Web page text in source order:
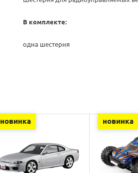
В комплекте:
одна шестерня
новинка новинка